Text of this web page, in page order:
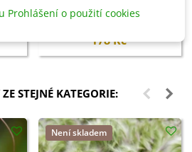
ml
Hoštické slepičince -
granulované - 2,5 kg
178 Kč
STEJNÉ KATEGORIE:
Není skladem
Prohlášení o použití cookies